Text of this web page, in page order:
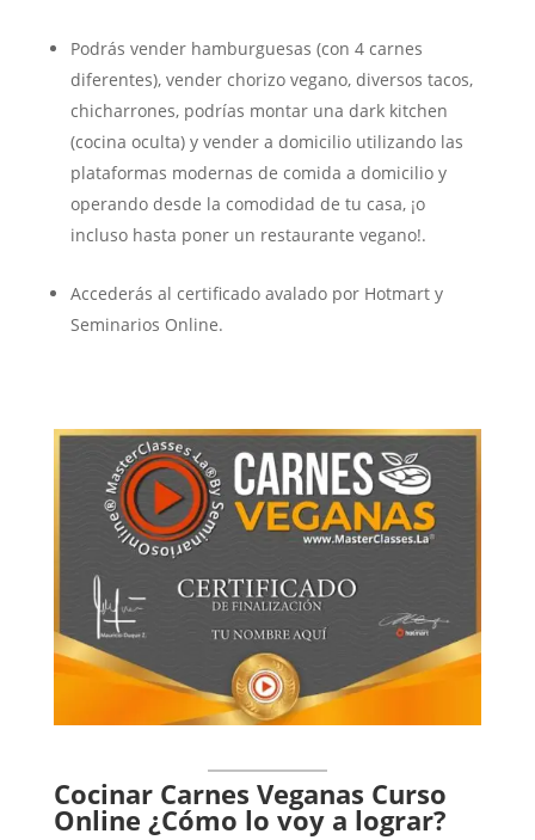
Podrás vender hamburguesas (con 4 carnes
diferentes), vender chorizo vegano, diversos tacos,
chicharrones, podrías montar una dark kitchen
(cocina oculta) y vender a domicilio utilizando las
plataformas modernas de comida a domicilio y
operando desde la comodidad de tu casa, ¡o
incluso hasta poner un restaurante vegano!.
Accederás al certificado avalado por Hotmart y
Seminarios Online.
Cocinar Carnes Veganas Curso
Online ¿Cómo lo voy a lograr?